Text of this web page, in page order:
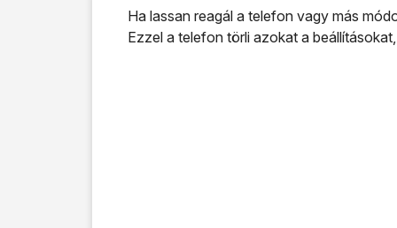
Ha lassan reagál a telefon vagy más
Ezzel a telefon törli azokat a